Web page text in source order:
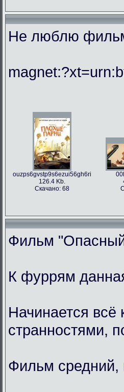
Не люблю
ouzps6gvstp9s6ezui56gh6ri
126.4 Kb.
Скачано: 68
Фильм "Опасный
К фуррям
Начинается всё
странностями,
Фильм средний,